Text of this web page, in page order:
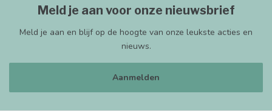
Meld je aan voor onze nieuwsbrief
Meld je aan en blijf op de hoogte van onze leukste acties en
nieuws.
Aanmelden